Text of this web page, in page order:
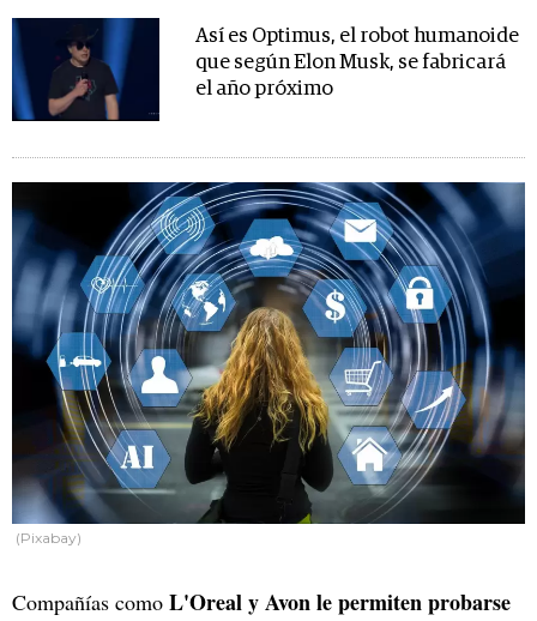
Así es Optimus, el robot humanoide
que según Elon Musk, se fabricará
el año próximo
(Pixabay)
Compañías como L'Oreal y Avon le permiten probarse